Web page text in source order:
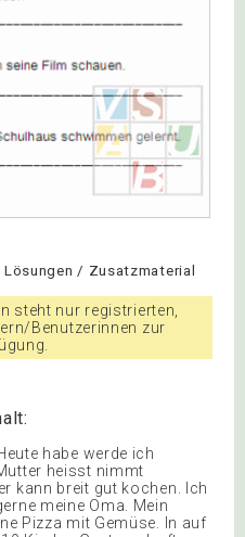
/ Zusatzmaterial
steht nur registrierten,
Benutzerinnen zur
habe werde ich
heisst nimmt
kann breit gut kochen. Ich
meine Oma. Mein
Pizza mit Gemüse. In auf